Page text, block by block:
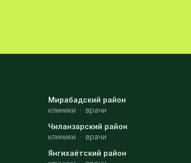
Мирабадский район
клиники · врачи
Чиланзарский район
клиники · врачи
Янгихаётский район